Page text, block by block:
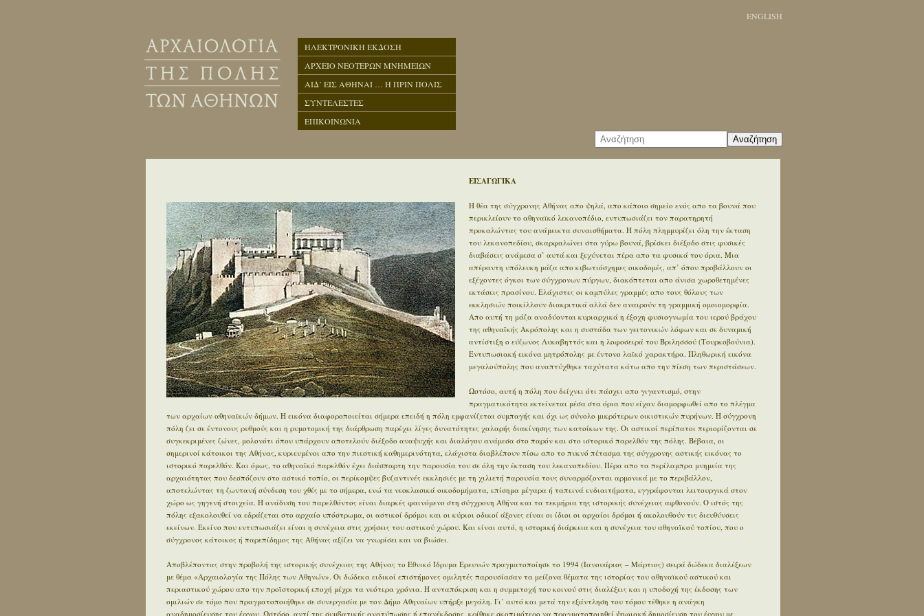
ENGLISH
ΗΛΕΚΤΡΟΝΙΚΗ ΕΚΔΟΣΗ
ΑΡΧΕΙΟ ΝΕΟΤΕΡΩΝ ΜΝΗΜΕΙΩΝ
ΑΙΔ’ ΕΙΣ ΑΘΗΝΑΙ … Η ΠΡΙΝ ΠΟΛΙΣ
ΣΥΝΤΕΛΕΣΤΕΣ
ΕΠΙΚΟΙΝΩΝΙΑ
Αναζήτηση
ΕΙΣΑΓΩΓΙΚΑ
Η θέα της σύγχρονης Αθήνας απο ψηλά, απο κάποιο σημείο ενός απο τα βουνά που
περικλείουν το αθηναϊκό λεκανοπέδιο, εντυπωσιάζει τον παρατηρητή
προκαλώντας του ανάμεικτα συναισθήματα. Η πόλη πλημμυρίζει όλη την έκταση
του λεκανοπεδίου, σκαρφαλώνει στα γύρω βουνά, βρίσκει διέξοδο στις φυσικές
διαβάσεις ανάμεσα σ’ αυτά και ξεχύνεται πέρα απο τα φυσικά του όρια. Μια
απέραντη υπόλευκη μάζα απο κιβωτιόσχημες οικοδομές, απ’ όπου προβάλλουν οι
εξέχοντες όγκοι των σύγχρονων πύργων, διακόπτεται απο άνισα χωροθετημένες
εκτάσεις πρασίνου. Ελάχιστες οι καμπύλες γραμμές απο τους θόλους των
εκκλησιών ποικίλλουν διακριτικά αλλά δεν αναιρούν τη γραμμική ομοιομορφία.
Απο αυτή τη μάζα αναδύονται κυριαρχικά η έξοχη φυσιογνωμία του ιερού βράχου
της αθηναϊκής Ακρόπολης και η συστάδα των γειτονικών λόφων και σε δυναμική
αντίστιξη ο εύζωνος Λυκαβηττός και η λοφοσειρά του Βριλησσού (Τουρκοβούνια).
Εντυπωσιακή εικόνα μητρόπολης με έντονο λαϊκό χαρακτήρα. Πληθωρική εικόνα
μεγαλούπολης που αναπτύχθηκε ταχύτατα κάτω απο την πίεση των περιστάσεων.
Ωστόσο, αυτή η πόλη που δείχνει ότι πάσχει απο γιγαντισμό, στην
πραγματικότητα εκτείνεται μέσα στα όρια που είχαν διαμορφωθεί απο το πλέγμα
των αρχαίων αθηναϊκών δήμων. Η εικόνα διαφοροποιείται σήμερα επειδή η πόλη εμφανίζεται συμπαγής και όχι ως σύνολο μικρότερων οικιστικών πυρήνων. Η σύγχρονη
πόλη ζει σε έντονους ρυθμούς και η ρυμοτομική της διάρθρωση παρέχει λίγες δυνατότητες χαλαρής διακίνησης των κατοίκων της. Οι αστικοί περίπατοι περιορίζονται σε
συγκεκριμένες ζώνες, μολονότι όπου υπάρχουν αποτελούν διέξοδο αναψυχής και διαλόγου ανάμεσα στο παρόν και στο ιστορικό παρελθόν της πόλης. Βέβαια, οι
σημερινοί κάτοικοι της Αθήνας, κυριευμένοι απο την πιεστική καθημερινότητα, ελάχιστα διαβλέπουν πίσω απο το πυκνό πέτασμα της σύγχρονης αστικής εικόνας το
ιστορικό παρελθόν. Και όμως, το αθηναϊκό παρελθόν έχει διάσπαρτη την παρουσία του σε όλη την έκταση του λεκανοπεδίου. Πέρα απο τα περίλαμπρα μνημεία της
αρχαιότητας που δεσπόζουν στο αστικό τοπίο, οι περίκομψες βυζαντινές εκκλησιές με τη χιλιετή παρουσία τους συναρμόζονται αρμονικά με το περιβάλλον,
αποτελώντας τη ζωντανή σύνδεση του χθές με το σήμερα, ενώ τα νεοκλασικά οικοδομήματα, επίσημα μέγαρα ή ταπεινά ενδιαιτήματα, εγγράφονται λειτουργικά στον
χώρο ως γηγενή στοιχεία. Η ανάδυση του παρελθόντος είναι διαρκές φαινόμενο στη σύγχρονη Αθήνα και τα τεκμήρια της ιστορικής συνέχειας αφθονούν. Ο ιστός της
πόλης εξακολουθεί να εδράζεται στο αρχαίο υπόστρωμα, οι αστικοί δρόμοι και οι κύριοι οδικοί άξονες είναι οι ίδιοι οι αρχαίοι δρόμοι ή ακολουθούν τις διευθύνσεις
εκείνων. Εκείνο που εντυπωσιάζει είναι η συνέχεια στις χρήσεις του αστικού χώρου. Και είναι αυτό, η ιστορική διάρκεια και η συνέχεια του αθηναϊκού τοπίου, που ο
σύγχρονος κάτοικος ή παρεπίδημος της Αθήνας αξίζει να γνωρίσει και να βιώσει.
Αποβλέποντας στην προβολή της ιστορικής συνέχειας της Αθήνας το Εθνικό Ίδρυμα Ερευνών πραγματοποίησε το 1994 (Ιανουάριος – Μάρτιος) σειρά δώδεκα διαλέξεων
με θέμα «Αρχαιολογία της Πόλης των Αθηνών». Οι δώδεκα ειδικοί επιστήμονες ομιλητές παρουσίασαν τα μείζονα θέματα της ιστορίας του αθηναϊκού αστικού και
περιαστικού χώρου απο την προϊστορική εποχή μέχρι τα νεότερα χρόνια. Η ανταπόκριση και η συμμετοχή του κοινού στις διαλέξεις και η υποδοχή της έκδοσης των
ομιλιών σε τόμο που πραγματοποιήθηκε σε συνεργασία με τον Δήμο Αθηναίων υπήρξε μεγάλη. Γι’ αυτό και μετά την εξάντληση του τόμου τέθηκε η ανάγκη
αναδημοσίευσης του έργου. Ωστόσο, αντί της συμβατικής ανατύπωσης ή επανέκδοσης, κρίθηκε σκοπιμότερο να πραγματοποιηθεί ψηφιακή δημοσίευση του έργου με